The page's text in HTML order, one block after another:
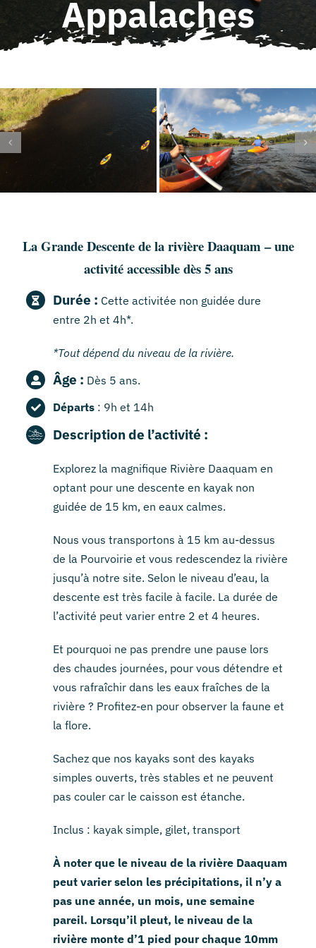
Appalaches
La Grande Descente de la rivière Daaquam – une
activité accessible dès 5 ans
Durée : Cette activitée non guidée dure
entre 2h et 4h*.
*Tout dépend du niveau de la rivière.
Âge : Dès 5 ans.
Départs : 9h et 14h
Description de l’activité :
Explorez la magnifique Rivière Daaquam en
optant pour une descente en kayak non
guidée de 15 km, en eaux calmes.
Nous vous transportons à 15 km au-dessus
de la Pourvoirie et vous redescendez la rivière
jusqu’à notre site. Selon le niveau d’eau, la
descente est très facile à facile. La durée de
l’activité peut varier entre 2 et 4 heures.
Et pourquoi ne pas prendre une pause lors
des chaudes journées, pour vous détendre et
vous rafraîchir dans les eaux fraîches de la
rivière ? Profitez-en pour observer la faune et
la flore.
Sachez que nos kayaks sont des kayaks
simples ouverts, très stables et ne peuvent
pas couler car le caisson est étanche.
Inclus : kayak simple, gilet, transport
À noter que le niveau de la rivière Daaquam
peut varier selon les précipitations, il n’y a
pas une année, un mois, une semaine
pareil. Lorsqu’il pleut, le niveau de la
rivière monte d’1 pied pour chaque 10mm